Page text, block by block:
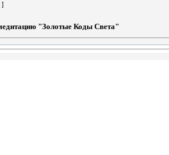
]
"Золотые Коды Света"